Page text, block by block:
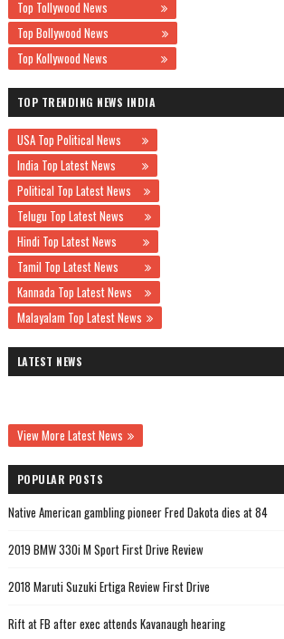
Top Tollywood News
Top Bollywood News
Top Kollywood News
TOP TRENDING NEWS INDIA
USA Top Political News
India Top Latest News
Political Top Latest News
Telugu Top Latest News
Hindi Top Latest News
Tamil Top Latest News
Kannada Top Latest News
Malayalam Top Latest News
LATEST NEWS
View More Latest News
POPULAR POSTS
Native American gambling pioneer Fred Dakota dies at 84
2019 BMW 330i M Sport First Drive Review
2018 Maruti Suzuki Ertiga Review First Drive
Rift at FB after exec attends Kavanaugh hearing